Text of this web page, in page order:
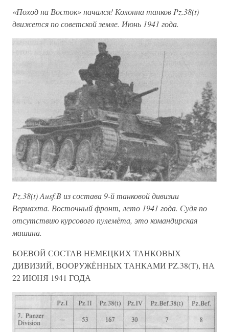
«Поход на Восток» начался! Колонна танков Pz.38(t)
движется по советской земле. Июнь 1941 года.
Pz.38(t) Ausf.B из состава 9-й танковой дивизии
Вермахта. Восточный фронт, лето 1941 года. Судя по
отсутствию курсового пулемёта, это командирская
машина.
БОЕВОЙ СОСТАВ НЕМЕЦКИХ ТАНКОВЫХ
ДИВИЗИЙ, ВООРУЖЁННЫХ ТАНКАМИ PZ.38(T), НА
22 ИЮНЯ 1941 ГОДА